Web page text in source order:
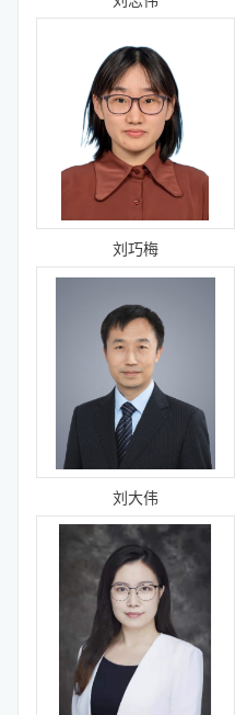
刘巧梅
刘大伟